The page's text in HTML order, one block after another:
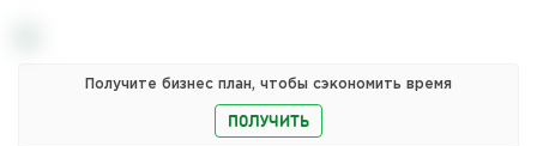
Получите бизнес план, чтобы сэкономить время
ПОЛУЧИТЬ